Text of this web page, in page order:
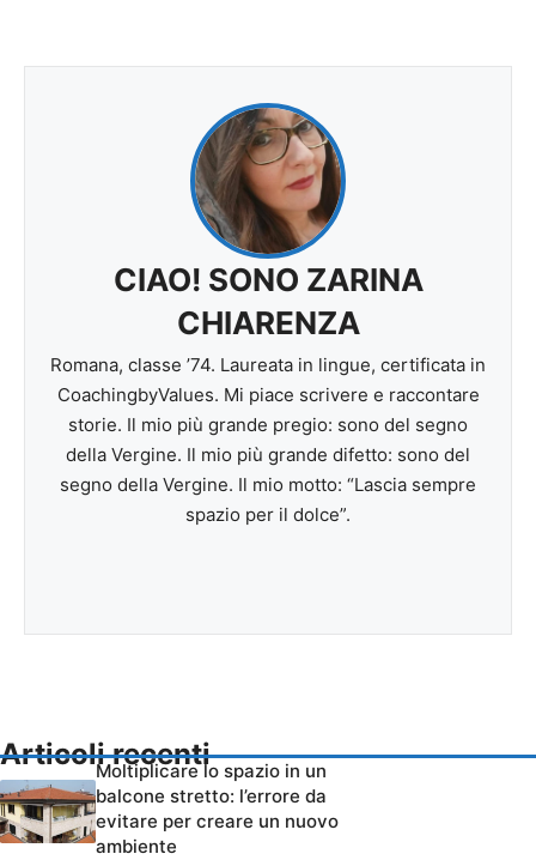
CIAO! SONO ZARINA
CHIARENZA
Romana, classe ’74. Laureata in lingue, certificata in
CoachingbyValues. Mi piace scrivere e raccontare
storie. Il mio più grande pregio: sono del segno
della Vergine. Il mio più grande difetto: sono del
segno della Vergine. Il mio motto: “Lascia sempre
spazio per il dolce”.
Articoli recenti
Moltiplicare lo spazio in un
balcone stretto: l’errore da
evitare per creare un nuovo
ambiente